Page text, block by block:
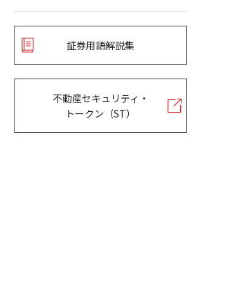
証券用語解説集
不動産セキュリティ・
トークン（ST）